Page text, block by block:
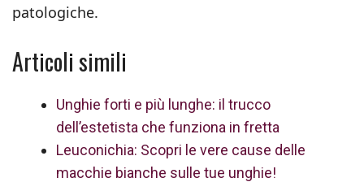
patologiche.
Articoli simili
Unghie forti e più lunghe: il trucco
dell’estetista che funziona in fretta
Leuconichia: Scopri le vere cause delle
macchie bianche sulle tue unghie!